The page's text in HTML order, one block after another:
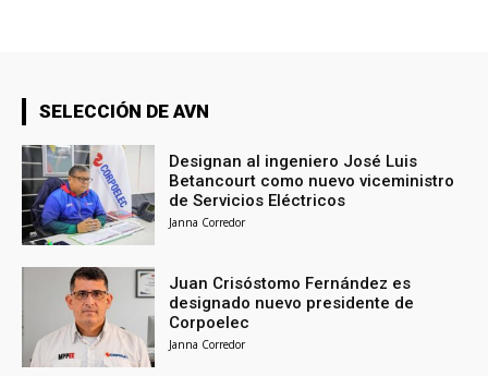
SELECCIÓN DE AVN
Designan al ingeniero José Luis
Betancourt como nuevo viceministro
de Servicios Eléctricos
Janna Corredor
Juan Crisóstomo Fernández es
designado nuevo presidente de
Corpoelec
Janna Corredor